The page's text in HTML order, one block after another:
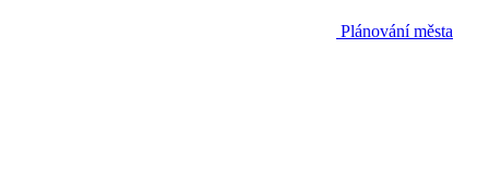
Plánování města